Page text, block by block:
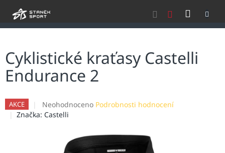
Cyklistické kraťasy Castelli
Endurance 2
AKCE
Průměrné
hodnocení
Neohodnoceno Podrobnosti hodnocení
Značka: Castelli